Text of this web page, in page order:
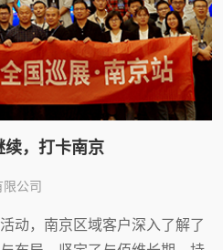
，打卡南京
公司
动，南京区域客户深入了解了